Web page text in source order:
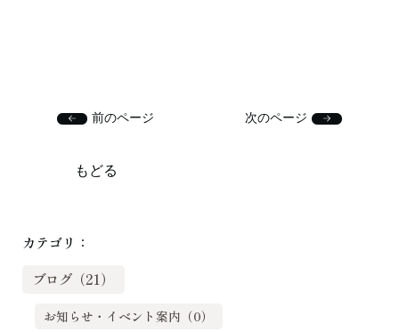
前のページ
もどる
次のページ
カテゴリ：
ブログ（21）
お知らせ・イベント案内（0）